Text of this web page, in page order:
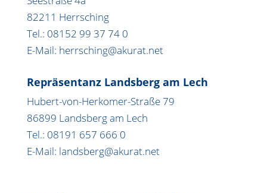
82211 Herrsching
Tel.: 08152 99 37 74 0
E-Mail: herrsching@akurat.net
Repräsentanz Landsberg am Lech
Hubert-von-Herkomer-Straße 79
86899 Landsberg am Lech
Tel.: 08191 657 666 0
E-Mail: landsberg@akurat.net